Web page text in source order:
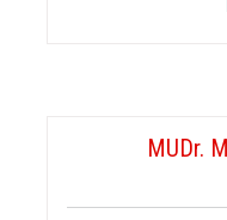
MUDr.